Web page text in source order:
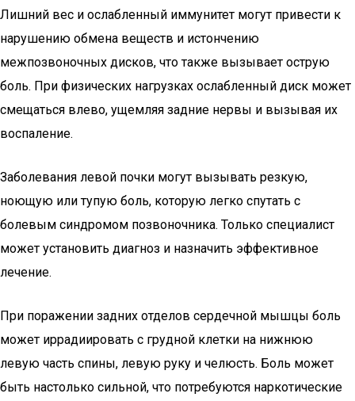
Лишний вес и ослабленный иммунитет могут привести к
нарушению обмена веществ и истончению
межпозвоночных дисков, что также вызывает острую
боль. При физических нагрузках ослабленный диск может
смещаться влево, ущемляя задние нервы и вызывая их
воспаление.
Заболевания левой почки могут вызывать резкую,
ноющую или тупую боль, которую легко спутать с
болевым синдромом позвоночника. Только специалист
может установить диагноз и назначить эффективное
лечение.
При поражении задних отделов сердечной мышцы боль
может иррадиировать с грудной клетки на нижнюю
левую часть спины, левую руку и челюсть. Боль может
быть настолько сильной, что потребуются наркотические